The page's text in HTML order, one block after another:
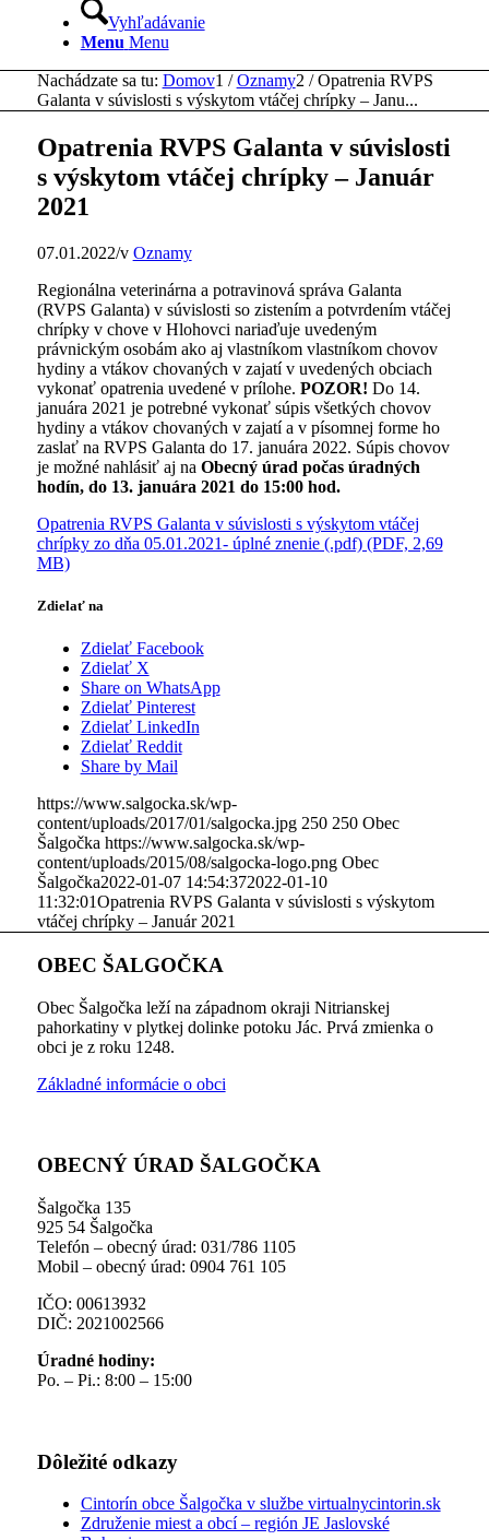
Vyhľadávanie
Menu Menu
Nachádzate sa tu: Domov1 / Oznamy2 / Opatrenia RVPS
Galanta v súvislosti s výskytom vtáčej chrípky – Janu...
Opatrenia RVPS Galanta v súvislosti
s výskytom vtáčej chrípky – Január
2021
07.01.2022/v Oznamy
Regionálna veterinárna a potravinová správa Galanta
(RVPS Galanta) v súvislosti so zistením a potvrdením vtáčej
chrípky v chove v Hlohovci nariaďuje uvedeným
právnickým osobám ako aj vlastníkom vlastníkom chovov
hydiny a vtákov chovaných v zajatí v uvedených obciach
vykonať opatrenia uvedené v prílohe. POZOR! Do 14.
januára 2021 je potrebné vykonať súpis všetkých chovov
hydiny a vtákov chovaných v zajatí a v písomnej forme ho
zaslať na RVPS Galanta do 17. januára 2022. Súpis chovov
je možné nahlásiť aj na Obecný úrad počas úradných
hodín, do 13. januára 2021 do 15:00 hod.
Opatrenia RVPS Galanta v súvislosti s výskytom vtáčej
chrípky zo dňa 05.01.2021- úplné znenie (.pdf) (PDF, 2,69
MB)
Zdielať na
Zdielať Facebook
Zdielať X
Share on WhatsApp
Zdielať Pinterest
Zdielať LinkedIn
Zdielať Reddit
Share by Mail
https://www.salgocka.sk/wp-
content/uploads/2017/01/salgocka.jpg 250 250 Obec
Šalgočka https://www.salgocka.sk/wp-
content/uploads/2015/08/salgocka-logo.png Obec
Šalgočka2022-01-07 14:54:372022-01-10
11:32:01Opatrenia RVPS Galanta v súvislosti s výskytom
vtáčej chrípky – Január 2021
OBEC ŠALGOČKA
Obec Šalgočka leží na západnom okraji Nitrianskej
pahorkatiny v plytkej dolinke potoku Jác. Prvá zmienka o
obci je z roku 1248.
Základné informácie o obci
OBECNÝ ÚRAD ŠALGOČKA
Šalgočka 135
925 54 Šalgočka
Telefón – obecný úrad: 031/786 1105
Mobil – obecný úrad: 0904 761 105
IČO: 00613932
DIČ: 2021002566
Úradné hodiny:
Po. – Pi.: 8:00 – 15:00
Dôležité odkazy
Cintorín obce Šalgočka v službe virtualnycintorin.sk
Združenie miest a obcí – región JE Jaslovské